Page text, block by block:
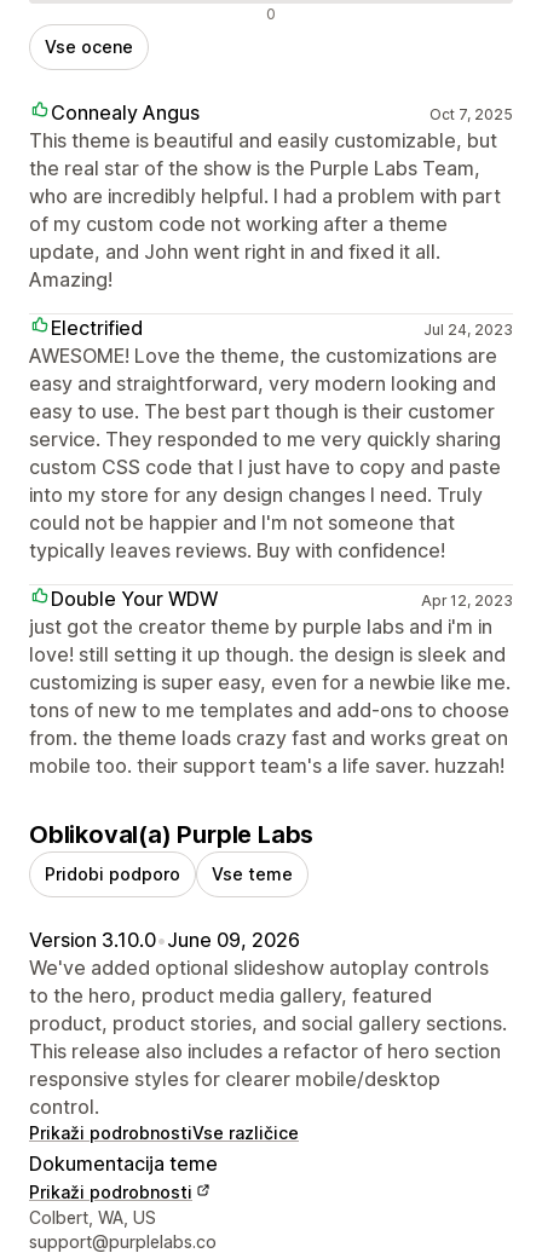
0
Vse ocene
Connealy Angus Oct 7, 2025
This theme is beautiful and easily customizable, but
the real star of the show is the Purple Labs Team,
who are incredibly helpful. I had a problem with part
of my custom code not working after a theme
update, and John went right in and fixed it all.
Amazing!
Electrified
Jul 24, 2023
AWESOME! Love the theme, the customizations are
easy and straightforward, very modern looking and
easy to use. The best part though is their customer
service. They responded to me very quickly sharing
custom CSS code that I just have to copy and paste
into my store for any design changes I need. Truly
could not be happier and I'm not someone that
typically leaves reviews. Buy with confidence!
Double Your WDW
Apr 12, 2023
just got the creator theme by purple labs and i'm in
love! still setting it up though. the design is sleek and
customizing is super easy, even for a newbie like me.
tons of new to me templates and add-ons to choose
from. the theme loads crazy fast and works great on
mobile too. their support team's a life saver. huzzah!
Oblikoval(a) Purple Labs
Pridobi podporo Vse teme
Version 3.10.0•June 09, 2026
We've added optional slideshow autoplay controls
to the hero, product media gallery, featured
product, product stories, and social gallery sections.
This release also includes a refactor of hero section
responsive styles for clearer mobile/desktop
control.
Prikaži podrobnostiVse različice
Dokumentacija teme
Prikaži podrobnosti
Podatki za stik z oblikovalcem
Colbert, WA, US
support@purplelabs.co